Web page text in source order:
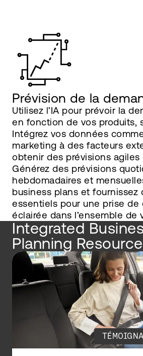
Prévision de la
Utilisez l’IA pour prévoir la
en fonction de vos produits,
Intégrez vos données
marketing à des facteurs
obtenir des prévisions agiles
Générez des prévisions
hebdomadaires et
business plans et fournissez
essentiels pour une prise de
éclairée dans l’ensemble de
Integrated
Planning